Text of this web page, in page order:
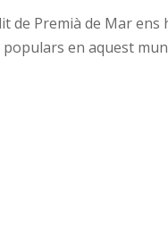
de Premià de Mar
en aquest